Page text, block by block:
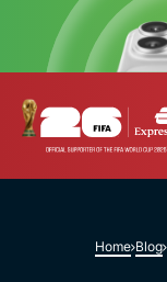
Home Blog